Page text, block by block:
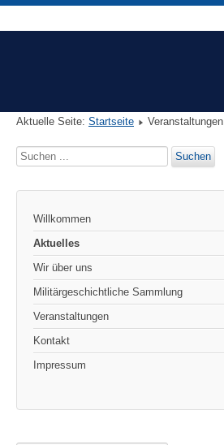
Aktuelle Seite: Startseite Veranstaltungen
Suchen
Suchen
Willkommen
Aktuelles
Wir über uns
Militärgeschichtliche Sammlung
Veranstaltungen
Kontakt
Impressum